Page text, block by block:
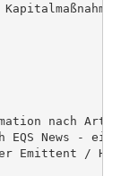
nach
News - ein
Emittent /